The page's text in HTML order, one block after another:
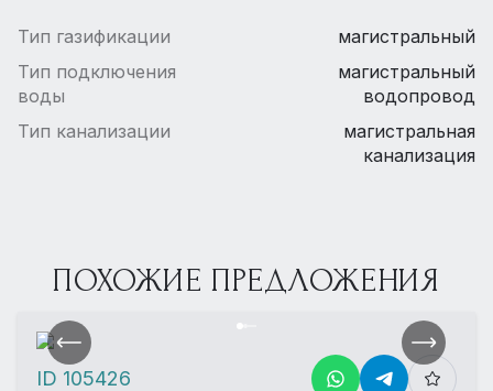
Тип газификации
магистральный
Тип подключения
воды
магистральный
водопровод
Тип канализации
магистральная
канализация
ПОХОЖИЕ ПРЕДЛОЖЕНИЯ
ID 105426